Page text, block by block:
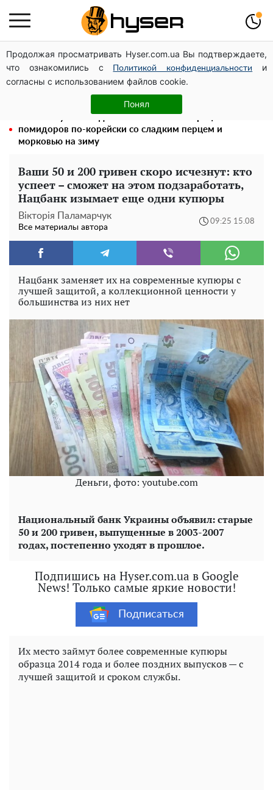
Продолжая просматривать Hyser.com.ua Вы подтверждаете,
что ознакомились с
Политикой конфиденциальности
и
согласны с использованием файлов cookie.
Понял
Полностью голая Анна Тринчер блеснула
"прелестями": таких размеров вы еще не видели
Жаль, что такое сейчас не делают для села: как
выглядел редкий ЗАЗ "Таврия" итальянской сборки
помидоров по-корейски со сладким перцем и
морковью на зиму
Ваши 50 и 200 гривен скоро исчезнут: кто
успеет – сможет на этом подзаработать,
Нацбанк изымает еще одни купюры
Вікторія Паламарчук
Все материалы автора
09:25 15.08
Нацбанк заменяет их на современные купюры с
лучшей защитой, а коллекционной ценности у
большинства из них нет
Деньги, фото: youtube.com
Национальный банк Украины объявил: старые
50 и 200 гривен, выпущенные в 2003-2007
годах, постепенно уходят в прошлое.
Подпишись на Hyser.com.ua в Google
News! Только самые яркие новости!
Подписаться
Их место займут более современные купюры
образца 2014 года и более поздних выпусков — с
лучшей защитой и сроком службы.